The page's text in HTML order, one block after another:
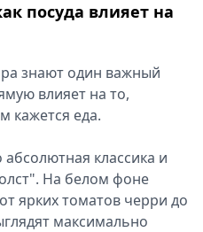
посуда влияет на
знают один важный
влияет на то,
кажется еда.
абсолютная классика и
На белом фоне
ярких томатов черри до
максимально